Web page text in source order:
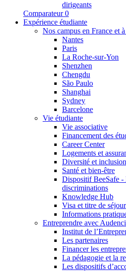
dirigeants
Comparateur 0
Expérience étudiante
Nos campus en France et
Nantes
Paris
La Roche-sur-Yon
Shenzhen
Chengdu
São Paulo
Shanghai
Sydney
Barcelone
Vie étudiante
Vie associative
Financement des
Career Center
Logements et
Diversité et inclusion
Santé et bien-être
Dispositif BeeSafe -
discriminations
Knowledge Hub
Visa et titre de séjour
Informations
Entreprendre avec
Institut de
Les partenaires
Financer les
La pédagogie et la
Les dispositifs